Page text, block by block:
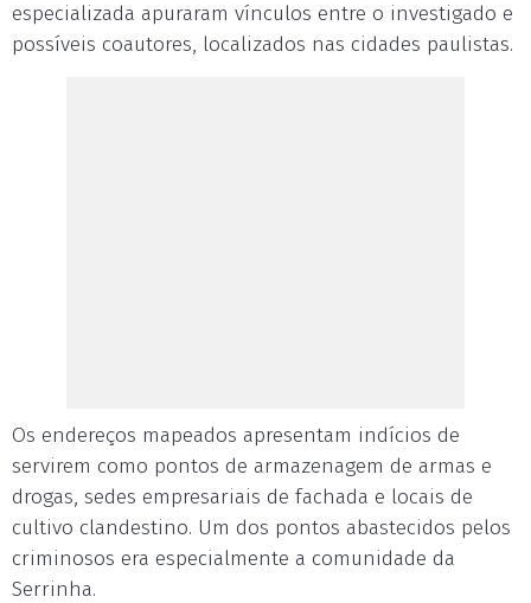
especializada apuraram vínculos entre o investigado e
possíveis coautores, localizados nas cidades paulistas.
Os endereços mapeados apresentam indícios de
servirem como pontos de armazenagem de armas e
drogas, sedes empresariais de fachada e locais de
cultivo clandestino. Um dos pontos abastecidos pelos
criminosos era especialmente a comunidade da
Serrinha.